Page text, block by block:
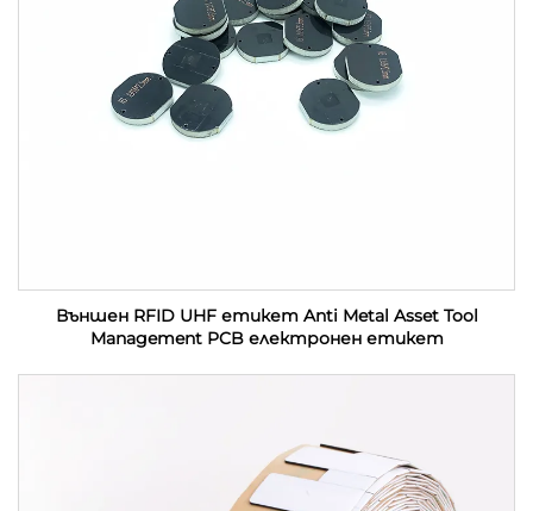
Външен RFID UHF етикет Anti Metal Asset Tool
Management PCB електронен етикет